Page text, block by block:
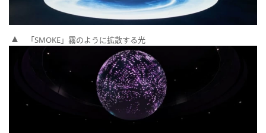
「SMOKE」霧のように拡散する光